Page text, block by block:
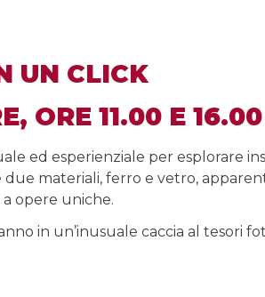
UN CLICK
ORE 11.00 E 16.00
ed esperienziale per esplorare
materiali, ferro e vetro,
opere uniche.
in un’inusuale caccia al tesori